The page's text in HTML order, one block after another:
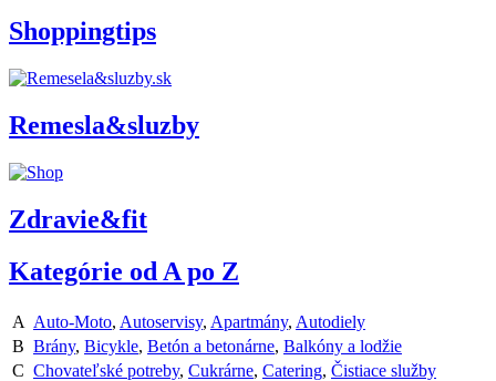
Shoppingtips
Remesla&sluzby
Zdravie&fit
Kategórie od A po Z
A Auto-Moto, Autoservisy, Apartmány, Autodiely
B Brány, Bicykle, Betón a betonárne, Balkóny a lodžie
C Chovateľské potreby, Cukrárne, Catering, Čistiace služby